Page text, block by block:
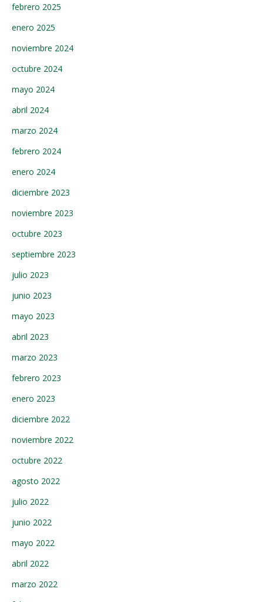
febrero 2025
enero 2025
noviembre 2024
octubre 2024
mayo 2024
abril 2024
marzo 2024
febrero 2024
enero 2024
diciembre 2023
noviembre 2023
octubre 2023
septiembre 2023
julio 2023
junio 2023
mayo 2023
abril 2023
marzo 2023
febrero 2023
enero 2023
diciembre 2022
noviembre 2022
octubre 2022
agosto 2022
julio 2022
junio 2022
mayo 2022
abril 2022
marzo 2022